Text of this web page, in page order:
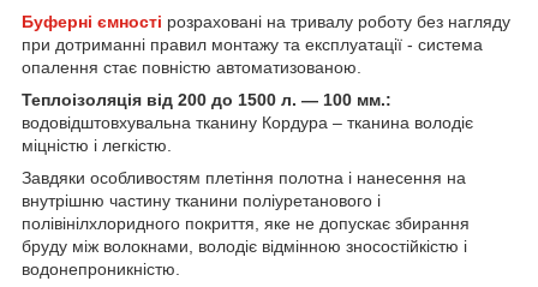
Буферні ємності розраховані на тривалу роботу без нагляду
при дотриманні правил монтажу та експлуатації - система
опалення стає повністю автоматизованою.
Теплоізоляція від 200 до 1500 л. — 100 мм.:
водовідштовхувальна тканину Кордура – тканина володіє
міцністю і легкістю.
Завдяки особливостям плетіння полотна і нанесення на
внутрішню частину тканини поліуретанового і
полівінілхлоридного покриття, яке не допускає збирання
бруду між волокнами, володіє відмінною зносостійкістю і
водонепроникністю.